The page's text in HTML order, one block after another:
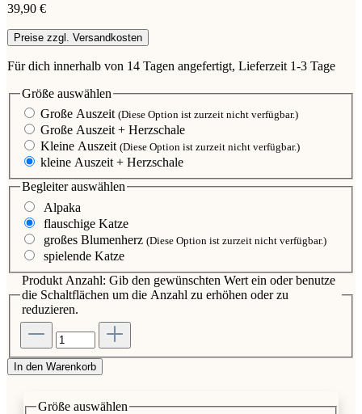
39,90 €
Preise zzgl. Versandkosten
Für dich innerhalb von 14 Tagen angefertigt, Lieferzeit 1-3 Tage
Größe auswählen
Große Auszeit (Diese Option ist zurzeit nicht verfügbar.)
Große Auszeit + Herzschale
Kleine Auszeit (Diese Option ist zurzeit nicht verfügbar.)
kleine Auszeit + Herzschale
Begleiterauswählen
Alpaka
flauschige Katze
großes Blumenherz (Diese Option ist zurzeit nicht verfügbar.)
spielende Katze
Produkt Anzahl: Gib den gewünschten Wert ein oder benutze
die Schaltflächen um die Anzahl zu erhöhen oder zu
reduzieren.
In den Warenkorb
Größe auswählen